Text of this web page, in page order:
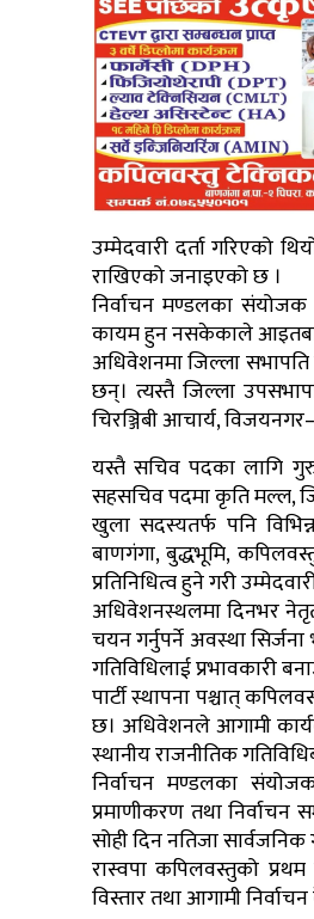
उम्मेदवारी दर्ता गरिएको
राखिएको जनाइएको छ ।
निर्वाचन मण्डलका
कायम हुन नसकेकाले आइतबार
अधिवेशनमा जिल्ला
छन्। त्यस्तै जिल्ला
चिरञ्जिबी आचार्य,
यस्तै सचिव पदका लागि
सहसचिव पदमा कृति मल्ल,
खुला सदस्यतर्फ पनि
बाणगंगा, बुद्धभूमि,
प्रतिनिधित्व हुने गरी
अधिवेशनस्थलमा दिनभर
चयन गर्नुपर्ने अवस्था
गतिविधिलाई प्रभावकारी
पार्टी स्थापना पश्चात्
छ। अधिवेशनले आगामी
स्थानीय राजनीतिक
निर्वाचन मण्डलका
प्रमाणीकरण तथा निर्वाचन
सोही दिन नतिजा सार्वजनिक
रास्वपा कपिलवस्तुको
विस्तार तथा आगामी